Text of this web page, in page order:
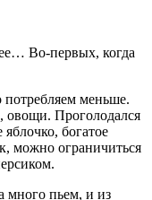
Во-первых, когда
меньше.
овощи. Проголодался
богатое
можно ограничиться
много пьем, и из